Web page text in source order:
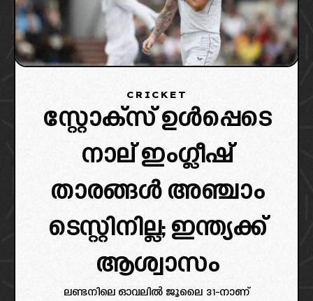
CRICKET
സ്റ്റോക്സ് ഉൾപ്പെടെ
നാല് ഇംഗ്ലീഷ്
താരങ്ങൾ അഞ്ചാം
ടെസ്റ്റിനില്ല; ഇന്ത്യക്ക്
ആശ്വാസം
ലണ്ടനിലെ ഓവലിൽ ജൂലൈ 31-നാണ്